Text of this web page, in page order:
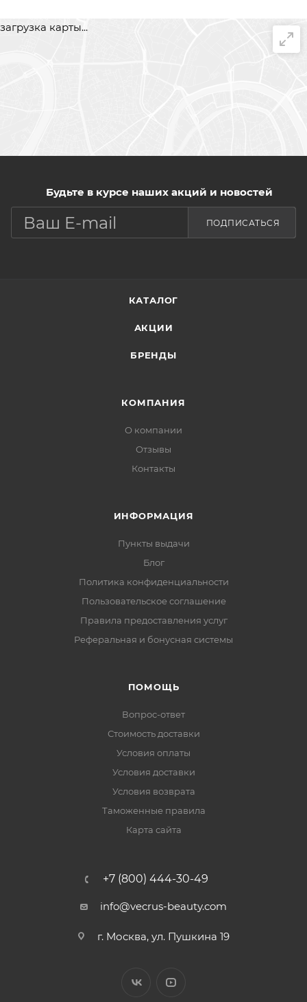
загрузка карты...
Будьте в курсе наших акций и новостей
ПОДПИСАТЬСЯ
КАТАЛОГ
АКЦИИ
БРЕНДЫ
КОМПАНИЯ
О компании
Отзывы
Контакты
ИНФОРМАЦИЯ
Пункты выдачи
Блог
Политика конфиденциальности
Пользовательское соглашение
Правила предоставления услуг
Реферальная и бонусная системы
ПОМОЩЬ
Вопрос-ответ
Стоимость доставки
Условия оплаты
Условия доставки
Условия возврата
Таможенные правила
Карта сайта
+7 (800) 444-30-49
info@vecrus-beauty.com
г. Москва, ул. Пушкина 19